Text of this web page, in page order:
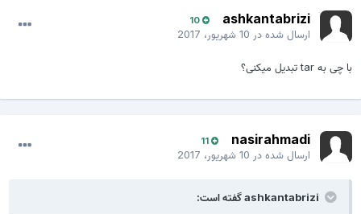
ashkantabrizi
10
ارسال شده در10 شهریور، 2017
با چی به tar تبدیل میکنی؟
nasirahmadi
11
ارسال شده در10 شهریور، 2017
ashkantabrizi گفته است: